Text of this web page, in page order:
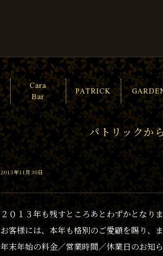
Cara
Bar PATRICK
パトリックか
2013年11月30日
２０１３年も残すところあとわずかとなりま
お客様には、本年も格別のご愛顧を賜り、
年末年始の料金／営業時間／休業日のお知ら